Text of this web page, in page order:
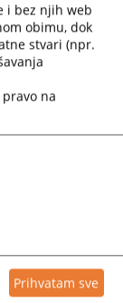
stručnog
u
i bez njih web
obimu, dok
stvari (npr.
na
Prihvatam sve